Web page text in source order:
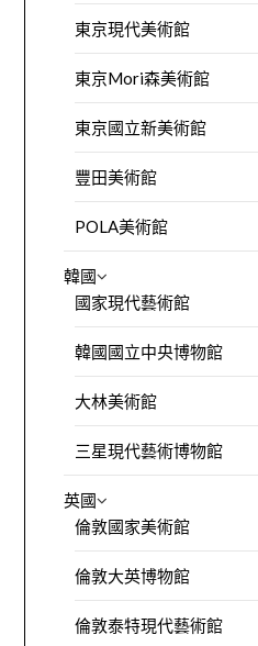
東京現代美術館
東京Mori森美術館
東京國立新美術館
豐田美術館
POLA美術館
韓國
國家現代藝術館
韓國國立中央博物館
大林美術館
三星現代藝術博物館
英國
倫敦國家美術館
倫敦大英博物館
倫敦泰特現代藝術館